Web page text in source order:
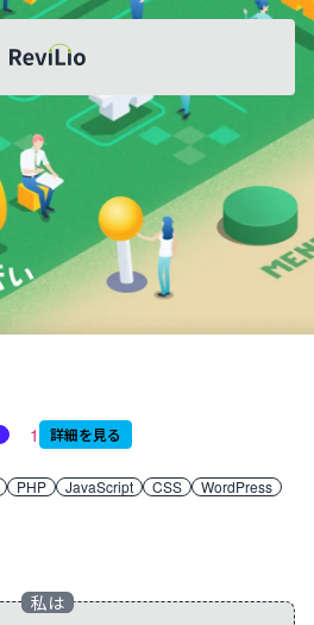
レビリオ
1 詳細を見る
PHP JavaScript CSS
WordPress